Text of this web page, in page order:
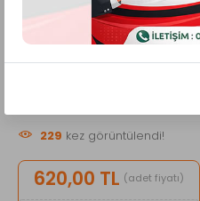
JiekaiJK PELUŞLU
BEYAZ RENK
229 kez görüntülendi!
620,00 TL (adet fiyatı)